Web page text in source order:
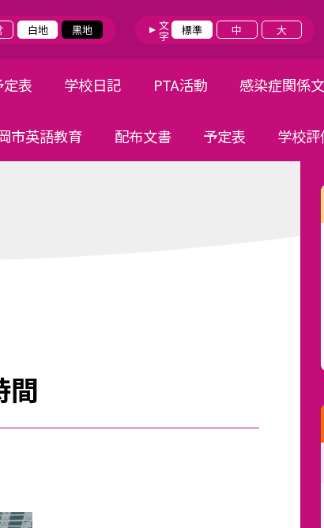
白地 黒地 文字 標準 中 大
定表 学校日記 PTA活動 感染症関係
市英語教育 配布文書 予定表 学校評
間